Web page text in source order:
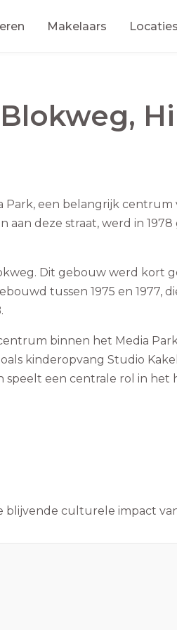
Makelaars Locaties
,
Park, een belangrijk centrum
deze straat, werd in 1978
Dit gebouw werd kort
tussen 1975 en 1977,
binnen het Media
kinderopvang Studio
speelt een centrale rol in het
blijvende culturele impact